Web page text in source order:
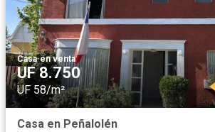
Casa·en venta
UF 8.750
UF 58/m²
Casa en Peñalolén